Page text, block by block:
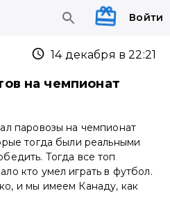
Войти
14 декабря в 22:21
на чемпионат
паровозы на чемпионат
тогда были реальными
Тогда все топ
кто умел играть в футбол.
и мы имеем Канаду, как